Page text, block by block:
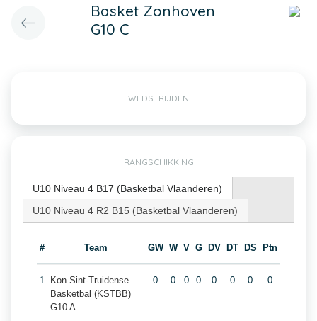
Basket Zonhoven
G10 C
WEDSTRIJDEN
RANGSCHIKKING
U10 Niveau 4 B17 (Basketbal Vlaanderen)
U10 Niveau 4 R2 B15 (Basketbal Vlaanderen)
# Team GW W V G DV DT DS Ptn
1
Kon Sint-Truidense
Basketbal (KSTBB)
G10 A
0 0 0 0 0 0 0 0